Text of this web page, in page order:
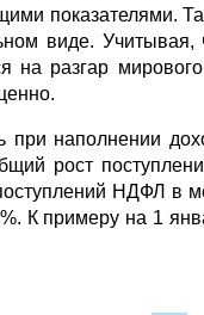
показателями.
виде.
разгар
наполнении
рост
НДФЛ в
К примеру на 1